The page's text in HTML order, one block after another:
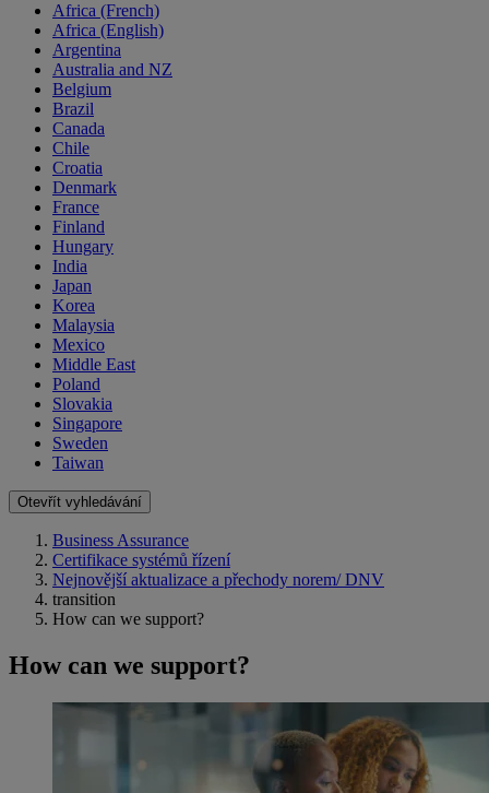
Africa (French)
Africa (English)
Argentina
Australia and NZ
Belgium
Brazil
Canada
Chile
Croatia
Denmark
France
Finland
Hungary
India
Japan
Korea
Malaysia
Mexico
Middle East
Poland
Slovakia
Singapore
Sweden
Taiwan
Otevřít vyhledávání
Business Assurance
Certifikace systémů řízení
Nejnovější aktualizace a přechody norem/ DNV
transition
How can we support?
How can we support?